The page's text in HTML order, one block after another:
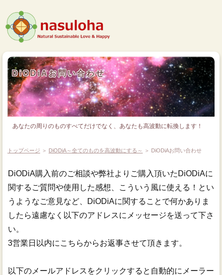
DiODiAお問い合わせ
あなたの周りのものすべてだけでなく、あなたも高波動に転換します！
トップページ ＞ DiODiA～全てのものを高波動にする～ ＞ DiODiAお問い合わせ
DiODiA購入前のご相談や弊社よりご購入頂いたDiODiAに
関するご質問や使用した感想、こういう風に使える！とい
うようなご意見など、DiODiAに関することで何かありま
したら遠慮なく以下のアドレスにメッセージを送って下さ
い。
3営業日以内にこちらからお返事させて頂きます。
以下のメールアドレスをクリックすると自動的にメーラー